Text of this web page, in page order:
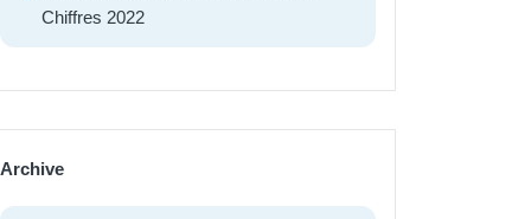
Chiffres 2022
Archive